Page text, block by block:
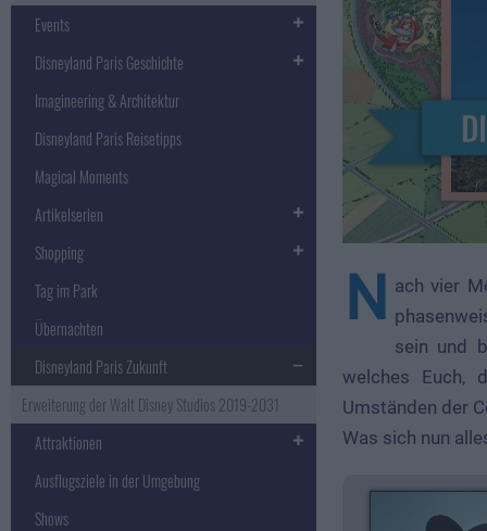
N ach vier
sein und
welches Euch,
Umständen der
Was sich nun
Events
Disneyland Paris Geschichte
Imagineering & Architektur
Disneyland Paris Reisetipps
Magical Moments
Artikelserien
Shopping
Tag im Park
Übernachten
Disneyland Paris Zukunft
Erweiterung der Walt Disney Studios 2019-2031
Attraktionen
Ausflugsziele in der Umgebung
Shows